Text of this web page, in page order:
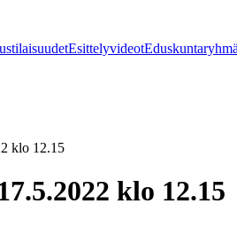
Esittelyvideot
klo 12.15
klo 12.15